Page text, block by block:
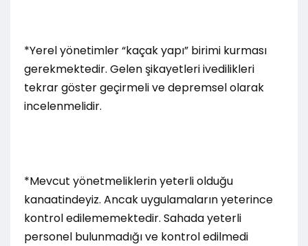
*Yerel yönetimler “kaçak yapı” birimi kurması
gerekmektedir. Gelen şikayetleri ivedilikleri
tekrar göster geçirmeli ve depremsel olarak
incelenmelidir.
*Mevcut yönetmeliklerin yeterli olduğu
kanaatindeyiz. Ancak uygulamaların yeterince
kontrol edilememektedir. Sahada yeterli
personel bulunmadığı ve kontrol edilmedi